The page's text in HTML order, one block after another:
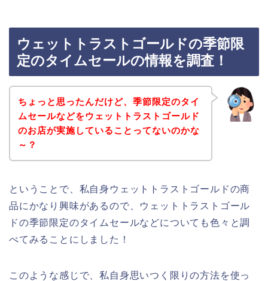
ウェットトラストゴールドの季節限
定のタイムセールの情報を調査！
ちょっと思ったんだけど、季節限定のタイ
ムセールなどをウェットトラストゴールド
のお店が実施していることってないのかな
～？
ということで、私自身ウェットトラストゴールドの商
品にかなり興味があるので、ウェットトラストゴール
ドの季節限定のタイムセールなどについても色々と調
べてみることにしました！
このような感じで、私自身思いつく限りの方法を使っ